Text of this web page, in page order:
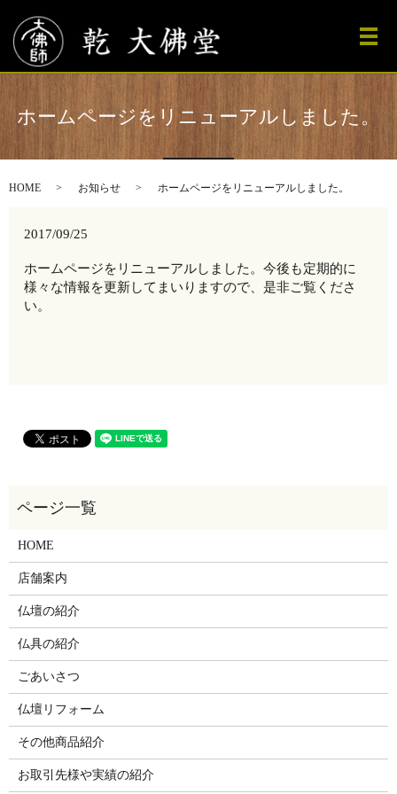
メ
ホームページをリニューアルしました。
HOME お知らせ ホームページをリニューアルしました。
2017/09/25
ホームページをリニューアルしました。今後も定期的に
様々な情報を更新してまいりますので、是非ご覧くださ
い。
HOME
店舗案内
仏壇の紹介
仏具の紹介
ごあいさつ
仏壇リフォーム
その他商品紹介
お取引先様や実績の紹介